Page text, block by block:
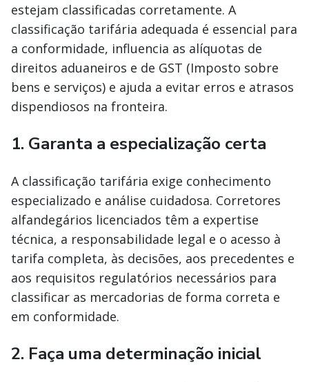
estejam classificadas corretamente. A
classificação tarifária adequada é essencial para
a conformidade, influencia as alíquotas de
direitos aduaneiros e de GST (Imposto sobre
bens e serviços) e ajuda a evitar erros e atrasos
dispendiosos na fronteira.
1. Garanta a especialização certa
A classificação tarifária exige conhecimento
especializado e análise cuidadosa. Corretores
alfandegários licenciados têm a expertise
técnica, a responsabilidade legal e o acesso à
tarifa completa, às decisões, aos precedentes e
aos requisitos regulatórios necessários para
classificar as mercadorias de forma correta e
em conformidade.
2. Faça uma determinação inicial